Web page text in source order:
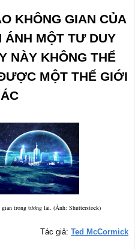
KHÔNG GIAN CỦA
ÁNH MỘT TƯ DUY
NÀY KHÔNG THỂ
MỘT THẾ GIỚI
trong tương lai. (Ảnh: Shutterstock)
Tác giả: Ted McCormick